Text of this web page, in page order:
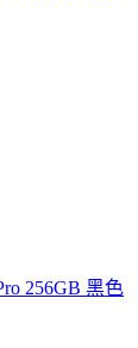
256GB 黑色